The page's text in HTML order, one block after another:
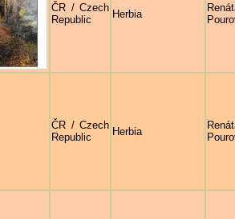
ČR / Czech
Republic
Herbia
ČR / Czech
Republic
Herbia